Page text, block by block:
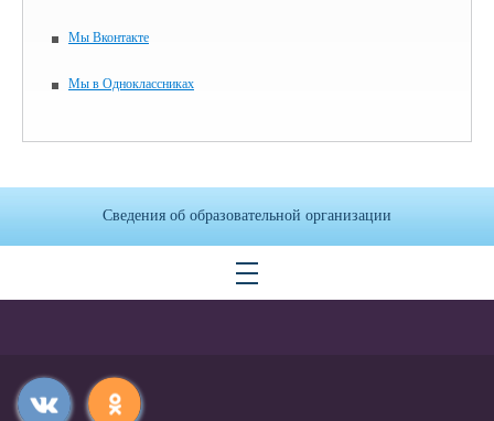
Мы Вконтакте
Мы в Одноклассниках
Сведения об образовательной организации